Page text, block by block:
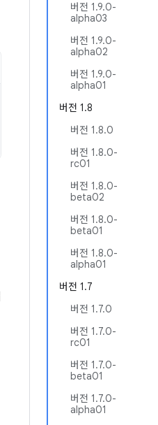
버전 1.9.0-
alpha03
버전 1.9.0-
alpha02
버전 1.9.0-
alpha01
버전 1.8
버전 1.8.0
버전 1.8.0-
rc01
버전 1.8.0-
beta02
버전 1.8.0-
beta01
버전 1.8.0-
alpha01
버전 1.7
버전 1.7.0
버전 1.7.0-
rc01
버전 1.7.0-
beta01
버전 1.7.0-
alpha01